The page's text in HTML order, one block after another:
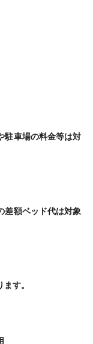
駐車場の料金等は対
差額ベッド代は対象
す。